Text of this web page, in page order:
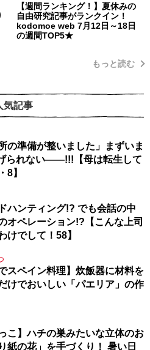
【週間ランキング！】夏休みの
自由研究記事がランクイン！
kodomoe web 7月12日～18日
の週間TOP5★
もっと読む
気記事
の準備が整いました」まずいま
られない――!!!【母は転生して
8】
ハンティング!? でも会話の中
オペレーション!?【こんな上司
けでして！58】
スペイン料理】炊飯器に材料を
けでおいしい「パエリア」の作
こ】ハチの巣みたいな立体のお
紙の花」を手づくり！ 暑い日